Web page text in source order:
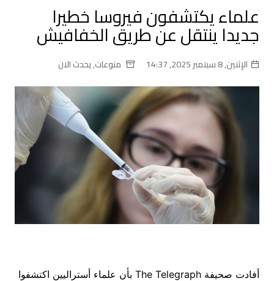
علماء يكتشفون فيروسا خطيرا
جديدا ينتقل عن طريق الخفافيش
الإثنين, 8 سبتمبر 2025, 14:37 منوعات,يحدث الان
أفادت صحيفة The Telegraph بأن علماء أستراليين اكتشفوا